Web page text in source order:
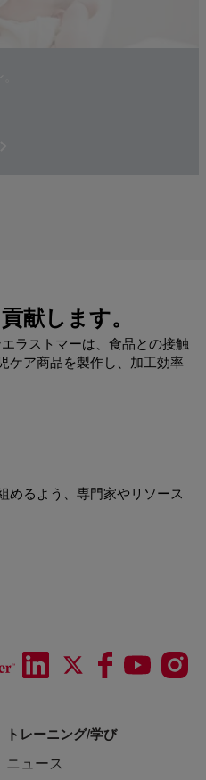
献します。
ラストマーは、食品との接触
ケア商品を製作し、加工効率
めるよう、専門家やリソース
トレーニング/学び
ニュース